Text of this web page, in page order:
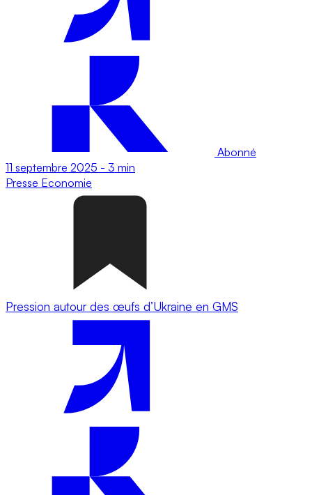
Abonné
11 septembre 2025 - 3 min
Presse Economie
Pression autour des œufs d’Ukraine en GMS